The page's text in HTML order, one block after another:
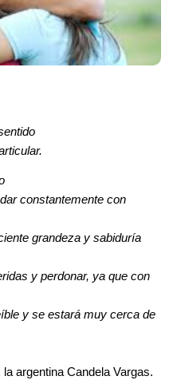
constantemente con
grandeza y sabiduría
y perdonar, ya que con
y se estará muy cerca de
argentina Candela Vargas.